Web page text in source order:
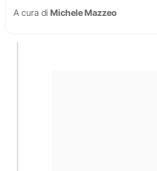
A cura di Michele Mazzeo